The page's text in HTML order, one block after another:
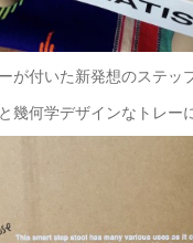
が付いた新発想のステッ
幾何学デザインなトレー